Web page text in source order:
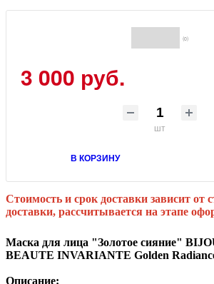
(0)
3 000 руб.
шт
В КОРЗИНУ
Стоимость и срок доставки зависит от
доставки, рассчитывается на этапе
Маска для лица "Золотое сияние"
BEAUTE INVARIANTE Golden
Описание: